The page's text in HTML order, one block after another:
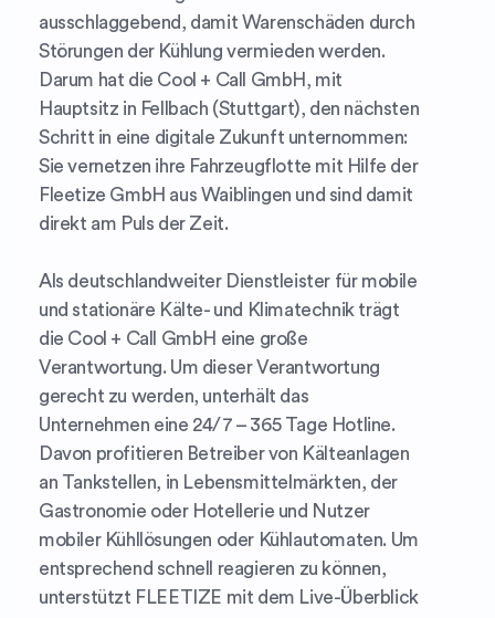
ausschlaggebend, damit Warenschäden durch
Störungen der Kühlung vermieden werden.
Darum hat die Cool + Call GmbH, mit
Hauptsitz in Fellbach (Stuttgart), den nächsten
Schritt in eine digitale Zukunft unternommen:
Sie vernetzen ihre Fahrzeugflotte mit Hilfe der
Fleetize GmbH aus Waiblingen und sind damit
direkt am Puls der Zeit.
Als deutschlandweiter Dienstleister für mobile
und stationäre Kälte- und Klimatechnik trägt
die Cool + Call GmbH eine große
Verantwortung. Um dieser Verantwortung
gerecht zu werden, unterhält das
Unternehmen eine 24/7 – 365 Tage Hotline.
Davon profitieren Betreiber von Kälteanlagen
an Tankstellen, in Lebensmittelmärkten, der
Gastronomie oder Hotellerie und Nutzer
mobiler Kühllösungen oder Kühlautomaten. Um
entsprechend schnell reagieren zu können,
unterstützt FLEETIZE mit dem Live-Überblick